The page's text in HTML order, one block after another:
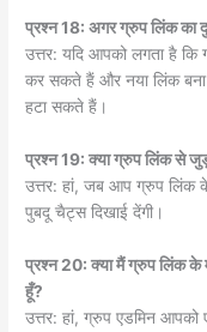
प्रश्न 18: अगर ग्रुप लिंक का
उत्तर: यदि आपको लगता है कि
कर सकते हैं और नया लिंक
हटा सकते हैं।
प्रश्न 19: क्या ग्रुप लिंक से
उत्तर: हां, जब आप ग्रुप लिंक
पुबदू चैट्स दिखाई देंगी।
प्रश्न 20: क्या मैं ग्रुप लिंक के
हूँ?
उत्तर: हां, ग्रुप एडमिन